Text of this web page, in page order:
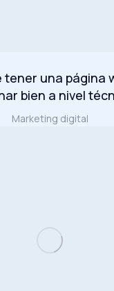
tener una página
bien a nivel
Marketing digital